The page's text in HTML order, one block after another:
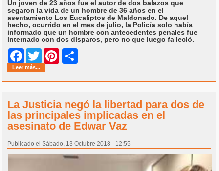
Un joven de 23 años fue el autor de dos balazos que
segaron la vida de un hombre de 36 años en el
asentamiento Los Eucaliptos de Maldonado. De aquel
hecho, ocurrido en el mes de julio, la Policía solo había
informado que un hombre con antecedentes penales fue
internado con dos disparos, pero no que luego falleció.
Facebook
Twitter Pinterest
Leer más...
La Justicia negó la libertad para dos de
las principales implicadas en el
asesinato de Edwar Vaz
Publicado el Sábado, 13 Octubre 2018 - 12:55